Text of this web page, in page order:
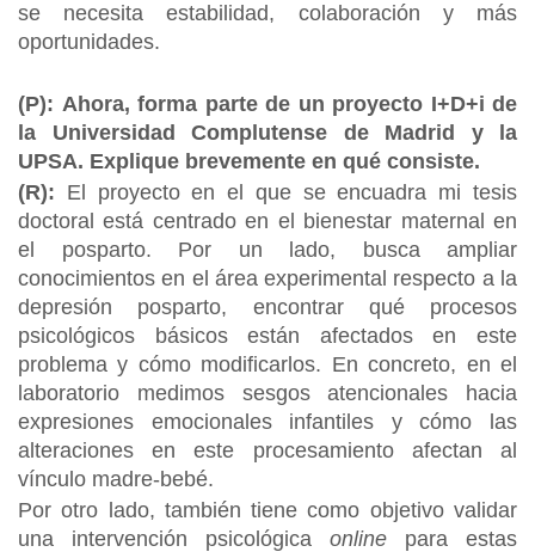
se necesita estabilidad, colaboración y más
oportunidades.
(P): Ahora, forma parte de un proyecto I+D+i de
la Universidad Complutense de Madrid y la
UPSA. Explique brevemente en qué consiste.
(R): El proyecto en el que se encuadra mi tesis
doctoral está centrado en el bienestar maternal en
el posparto. Por un lado, busca ampliar
conocimientos en el área experimental respecto a la
depresión posparto, encontrar qué procesos
psicológicos básicos están afectados en este
problema y cómo modificarlos. En concreto, en el
laboratorio medimos sesgos atencionales hacia
expresiones emocionales infantiles y cómo las
alteraciones en este procesamiento afectan al
vínculo madre-bebé.
Por otro lado, también tiene como objetivo validar
una intervención psicológica online para estas